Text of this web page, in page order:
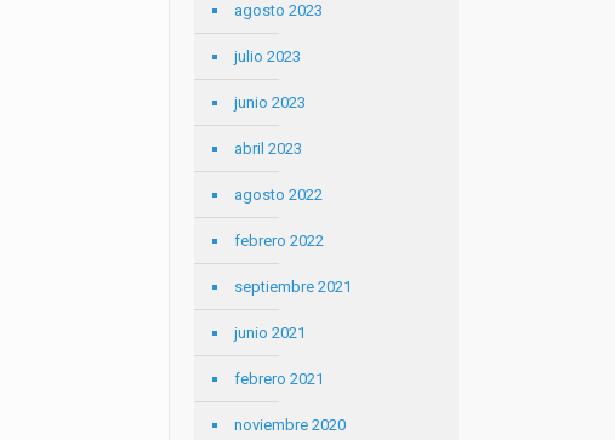
agosto 2023
julio 2023
junio 2023
abril 2023
agosto 2022
febrero 2022
septiembre 2021
junio 2021
febrero 2021
noviembre 2020